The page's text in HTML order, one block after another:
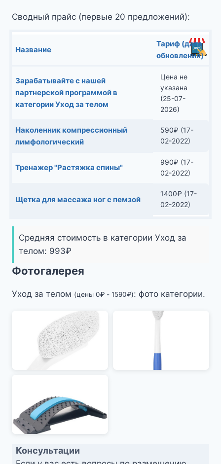
Сводный прайс (первые 20 предложений):
Название
Тариф (дата
обновления)
Зарабатывайте с нашей
партнерской программой в
категории Уход за телом
Цена не
указана
(25-07-
2026)
Наколенник компрессионный
лимфологический
590₽ (17-
02-2022)
Тренажер "Растяжка спины"
990₽ (17-
02-2022)
Щетка для массажа ног с пемзой
1400₽ (17-
02-2022)
Средняя стоимость в категории Уход за
телом: 993₽
Фотогалерея
Уход за телом (цены 0₽ - 1590₽): фото категории.
Консультации